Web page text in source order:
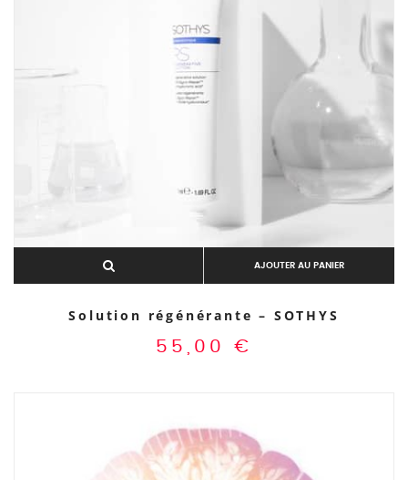
AJOUTER AU PANIER
Solution régénérante – SOTHYS
55,00 €